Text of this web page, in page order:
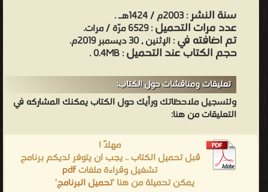
سنة النشر: 2003م / 1424هـ .
عدد مرات التحميل: 6529 مرّة / مرات.
تم اضافته في: الإثنين , 30 ديسمبر 2019م.
حجم الكتاب عند التحميل: 0.4MB .
تعليقات ومناقشات حول الكتاب:
ولتسجيل ملاحظاتك ورأيك حول الكتاب يمكنك المشاركه في
التعليقات من هنا:
مهلاً !
قبل تحميل الكتاب .. يجب ان يتوفر لديكم برنامج
تشغيل وقراءة ملفاتpdf
يمكن تحميلة من هنا 'تحميل البرنامج'